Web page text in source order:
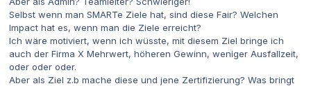
Selbst wenn man SMARTe Ziele hat, sind diese Fair? Welchen
Impact hat es, wenn man die Ziele erreicht?
Ich wäre motiviert, wenn ich wüsste, mit diesem Ziel bringe ich
auch der Firma X Mehrwert, höheren Gewinn, weniger Ausfallzeit,
oder oder oder.
Aber als Ziel z.b mache diese und jene Zertifizierung? Was bringt